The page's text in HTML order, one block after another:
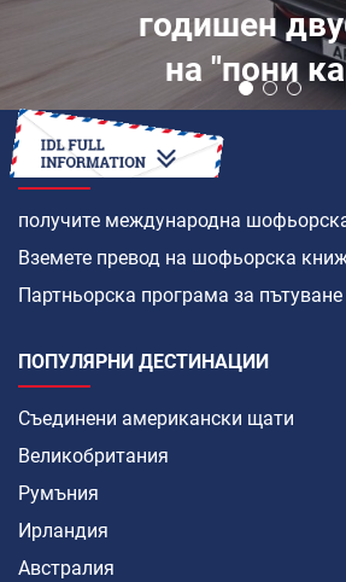
годишен
на "пони
КАК ДА
получите международна
Вземете превод на шофьорска
Партньорска програма за пътуване
ПОПУЛЯРНИ ДЕСТИНАЦИИ
Съединени американски щати
Великобритания
Румъния
Ирландия
Австралия